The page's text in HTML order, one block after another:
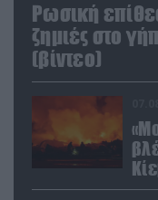
Ρωσική
ζημιές στο
(βίντεο)